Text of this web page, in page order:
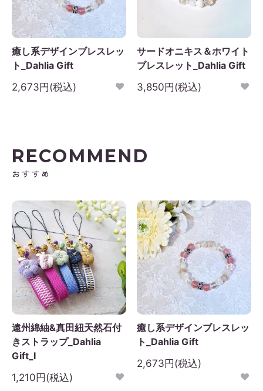
月 火 水 木 土
1 2 3 4 5
7 8 9 10 11 12
21 23 24
癒し系デザインブレスレッ
ト_Dahlia Gift
2,673円(税込)
サードオニキス＆ホワイト
ブレスレット_Dahlia Gift
3,850円(税込)
RECOMMEND
おすすめ
遠州綿紬&真田紐天然石付
きストラップ_Dahlia
Gift_I
1,210円(税込)
癒し系デザインブレスレッ
ト_Dahlia Gift
2,673円(税込)